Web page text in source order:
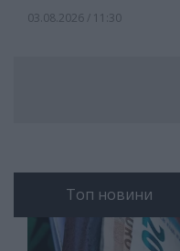
03.08.2026 / 11:30
Топ новини